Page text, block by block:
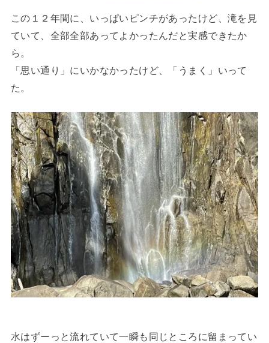
この１２年間に、いっぱいピンチがあったけど、滝を見
ていて、全部全部あってよかったんだと実感できたか
ら。
「思い通り」にいかなかったけど、「うまく」いって
た。
水はずーっと流れていて一瞬も同じところに留まってい